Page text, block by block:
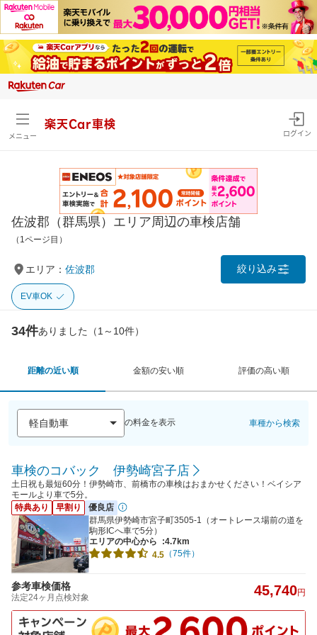
メニュー
楽天Car車検
ログイン
佐波郡（群馬県）エリア周辺の車検店舗
（1ページ目）
エリア： 佐波郡 絞り込み
EV車OK
34件ありました（1～10件）
距離の近い順 金額の安い順 評価の高い順
の料金を表示 車種から検索
車検のコバック 伊勢崎宮子店
土日祝も最短60分！伊勢崎市、前橋市の車検はおまかせください！ベイシア
モールより車で5分。
特典あり
早割り
優良店
群馬県伊勢崎市宮子町3505-1（オートレース場前の道を
駒形ICへ車で5分）
エリアの中心から
:4.7km
4.5 （75件）
参考車検価格
法定24ヶ月点検対象 45,740円